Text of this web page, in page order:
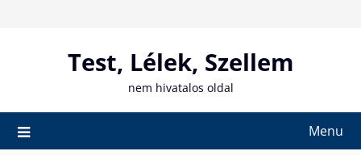
Test, Lélek, Szellem
nem hivatalos oldal
Menu